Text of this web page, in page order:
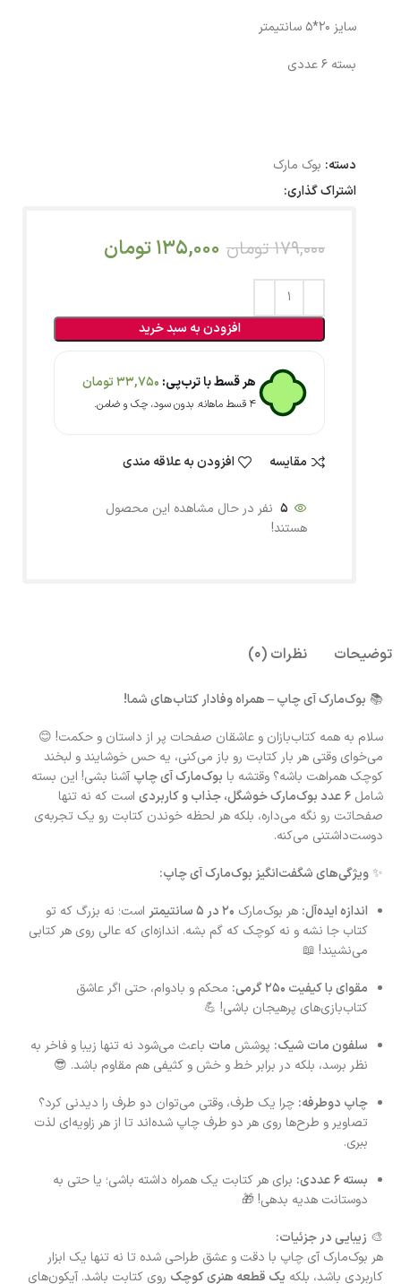
سایز 20*5 سانتیمتر
بسته 6 عددی
دسته: بوک مارک
اشتراک گذاری:
179,000 تومان 135,000تومان
افزودن به سبد خرید
هر قسط با ترب‌پی: 33,750تومان
۴ قسط ماهانه. بدون سود، چک و ضامن.
مقایسه افزودن به علاقه مندی
5 نفر در حال مشاهده این محصول
هستند!
توضیحات نظرات (0)
📚 بوک‌مارک آی چاپ – همراه وفادار کتاب‌های شما!
سلام به همه کتاب‌بازان و عاشقان صفحات پر از داستان و حکمت! 😊
می‌خوای وقتی هر بار کتابت رو باز می‌کنی، یه حس خوشایند و لبخند
کوچک همراهت باشه؟ وقتشه با بوک‌مارک آی چاپ آشنا بشی! این بسته
شامل ۶ عدد بوک‌مارک خوشگل، جذاب و کاربردی
است که نه تنها
صفحاتت رو نگه می‌داره، بلکه هر لحظه خوندن کتابت رو یک تجربه‌ی
دوست‌داشتنی می‌کنه.
✨ویژگی‌های شگفت‌انگیز بوک‌مارک آی چاپ:
اندازه ایده‌آل: هر بوک‌مارک ۲۰ در ۵ سانتیمتر
است؛ نه بزرگ که تو
کتاب جا نشه و نه کوچک که گم بشه. اندازه‌ای که عالی روی هر کتابی
می‌نشیند! 📖
مقوای با کیفیت ۲۵۰ گرمی:
محکم و بادوام، حتی اگر عاشق
کتاب‌بازی‌های پرهیجان باشی! 💪
سلفون مات شیک: پوشش مات باعث می‌شود نه تنها زیبا و فاخر به
نظر برسد، بلکه در برابر خط و خش و کثیفی هم مقاوم باشد. 😎
چاپ دوطرفه: چرا یک طرف، وقتی می‌توان دو طرف را دیدنی کرد؟
تصاویر و طرح‌ها روی هر دو طرف چاپ شده‌اند تا از هر زاویه‌ای لذت
ببری.
بسته ۶ عددی:
برای هر کتابت یک همراه داشته باشی؛ یا حتی به
دوستانت هدیه بدهی! 🎁
🎨 زیبایی در جزئیات:
هر بوک‌مارک آی چاپ با دقت و عشق طراحی شده تا نه تنها یک ابزار
کاربردی باشد، بلکه یک قطعه هنری کوچک روی کتابت باشد. آیکون‌های